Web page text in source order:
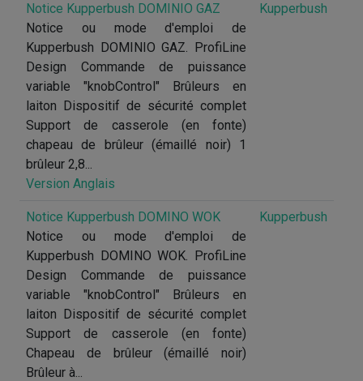
Notice Kupperbush DOMINIO GAZ
Notice ou mode d'emploi de
Kupperbush DOMINIO GAZ. ProfiLine
Design Commande de puissance
variable "knobControl" Brûleurs en
laiton Dispositif de sécurité complet
Support de casserole (en fonte)
chapeau de brûleur (émaillé noir) 1
brûleur 2,8...
Version Anglais
Kupperbush
Notice Kupperbush DOMINO WOK
Notice ou mode d'emploi de
Kupperbush DOMINO WOK. ProfiLine
Design Commande de puissance
variable "knobControl" Brûleurs en
laiton Dispositif de sécurité complet
Support de casserole (en fonte)
Chapeau de brûleur (émaillé noir)
Brûleur à...
Kupperbush